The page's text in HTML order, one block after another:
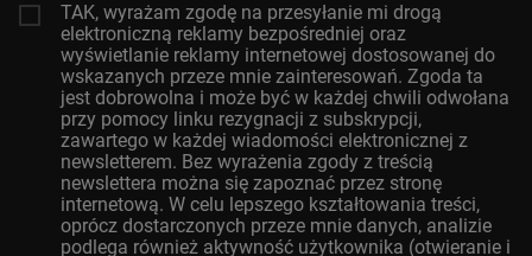
TAK, wyrażam zgodę na przesyłanie mi drogą
elektroniczną reklamy bezpośredniej oraz
wyświetlanie reklamy internetowej dostosowanej do
wskazanych przeze mnie zainteresowań. Zgoda ta
jest dobrowolna i może być w każdej chwili odwołana
przy pomocy linku rezygnacji z subskrypcji,
zawartego w każdej wiadomości elektronicznej z
newsletterem. Bez wyrażenia zgody z treścią
newslettera można się zapoznać przez stronę
internetową. W celu lepszego kształtowania treści,
oprócz dostarczonych przeze mnie danych, analizie
podlega również aktywność użytkownika (otwieranie i